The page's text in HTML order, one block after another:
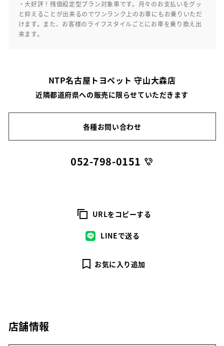
・大好評！残価設定型プラン対象車です。月々のお支払いをグッ
と抑えることが出来るのでワンランク上のお車にもお乗りいただ
けます。また、お客様のライフスタイルごとにお車を乗り換え出
来ます。
NTP名古屋トヨペット 守山大森店
近隣都道府県への販売に限らせていただきます
各種お問い合わせ
052-798-0151
URLをコピーする
LINEで送る
お気に入り追加
店舗情報